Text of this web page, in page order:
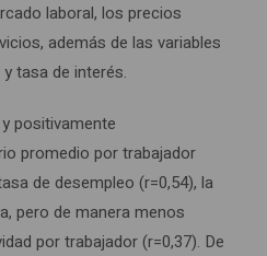
laboral, los precios
además de las variables
tasa de interés.
positivamente
promedio por trabajador
de desempleo (r=0,54), la
pero de manera menos
por trabajador (r=0,37). De